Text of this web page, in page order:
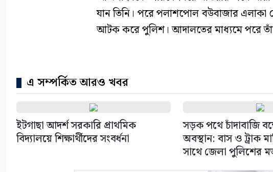
যান তিনি। পরে পলাশপোল বউবাজার এলাকা
আটক করে পুলিশ। আদালতের মাধ্যমে পরে
এ সম্পর্কিত আরও খবর
ইটগাছা আদর্শ সরকারি প্রাথমিক
বিদ্যালয়ে শিক্ষার্থীদের সংবর্ধনা
সড়ক পথে চাঁদাবাজি
অবস্থান: বাস ও ট্রাক
সাথে জেলা পুলিশের